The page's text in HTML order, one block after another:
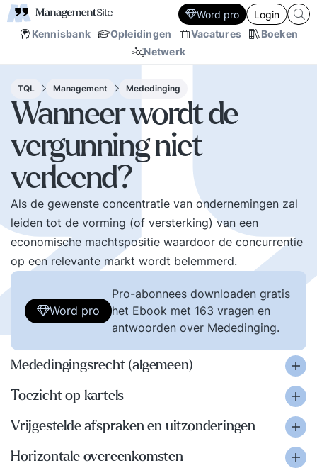
Kennisbank Opleidingen Vacatures
Boeken
Netwerk
Word pro Login
TQL Management Mededinging
Wanneer wordt de
vergunning niet
verleend?
Als de gewenste concentratie van ondernemingen zal
leiden tot de vorming (of versterking) van een
economische machtspositie waardoor de concurrentie
op een relevante markt wordt belemmerd.
Word pro
Pro-abonnees downloaden gratis
het Ebook met 163 vragen en
antwoorden over Mededinging.
Mededingingsrecht (algemeen)
Toezicht op kartels
Vrijgestelde afspraken en uitzonderingen
Horizontale overeenkomsten